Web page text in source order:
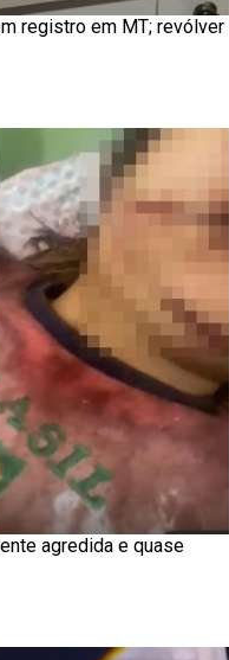
registro em MT; revólver
agredida e quase